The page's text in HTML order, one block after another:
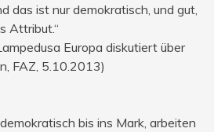
das ist nur demokratisch, und gut,
Attribut.“
Europa diskutiert über
FAZ, 5.10.2013)
bis ins Mark, arbeiten